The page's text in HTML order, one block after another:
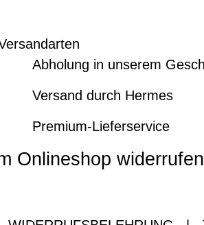
Abholung in unserem
Versand durch Hermes
Premium-Lieferservice
Onlineshop widerrufen